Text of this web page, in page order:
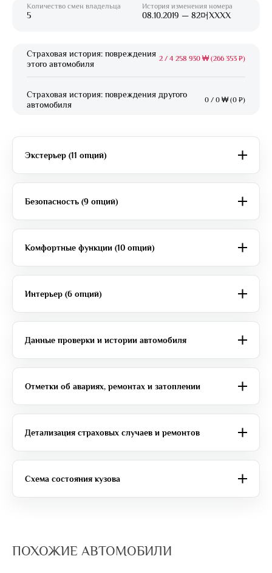
Количество смен владельца
5
История изменения номера
08.10.2019 — 82머XXXX
Страховая история: повреждения
этого автомобиля
2 / 4 258 930 ₩ (266 353 ₽)
Страховая история: повреждения другого
автомобиля
0 / 0 ₩ (0 ₽)
Экстерьер (11 опций)
Безопасность (9 опций)
Комфортные функции (10 опций)
Интерьер (6 опций)
Данные проверки и истории автомобиля
Отметки об авариях, ремонтах и затоплении
Детализация страховых случаев и ремонтов
Схема состояния кузова
ПОХОЖИЕ АВТОМОБИЛИ